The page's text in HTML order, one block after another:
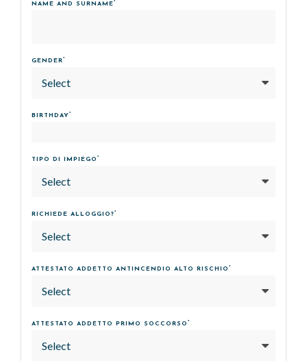
NAME AND SURNAME*
GENDER*
Select
BIRTHDAY*
TIPO DI IMPIEGO *
Select
RICHIEDE ALLOGGIO?*
Select
ATTESTATO ADDETTO ANTINCENDIO ALTO RISCHIO *
Select
ATTESTATO ADDETTO PRIMO SOCCORSO *
Select